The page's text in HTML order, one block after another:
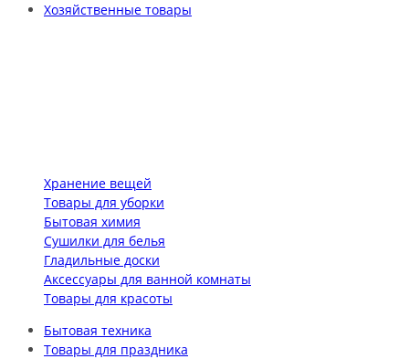
Хозяйственные товары
Хранение вещей
Товары для уборки
Бытовая химия
Сушилки для белья
Гладильные доски
Аксессуары для ванной комнаты
Товары для красоты
Бытовая техника
Товары для праздника